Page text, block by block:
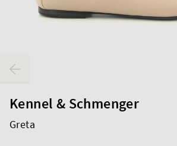
Kennel & Schmenger
Greta